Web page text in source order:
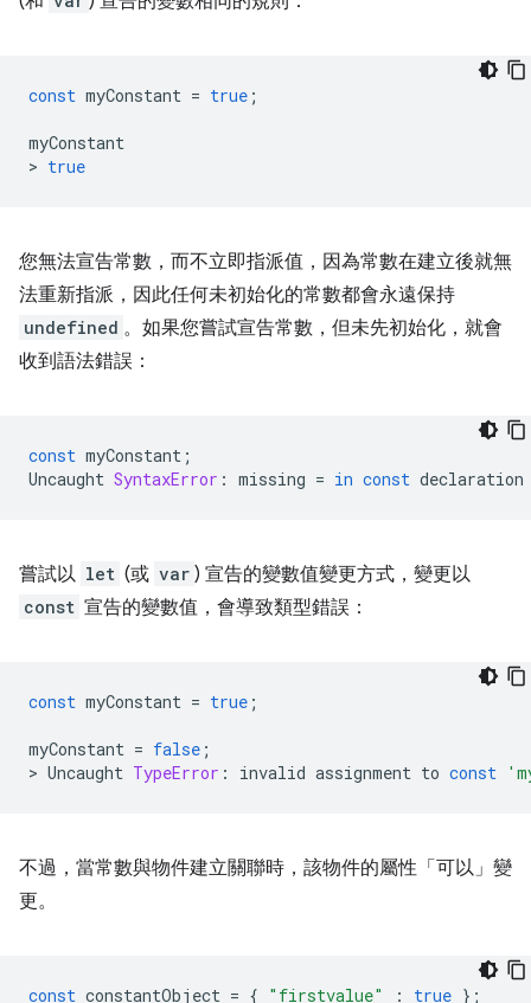
const myConstant = true ;
myConstant
> true
您無法宣告常數，而不立即指派值，因為常數在建立後就無
法重新指派，因此任何未初始化的常數都會永遠保持
undefined 。如果您嘗試宣告常數，但未先初始化，就會
收到語法錯誤：
const myConstant ;
Uncaught SyntaxError : missing = in const declaration
嘗試以 let (或 var ) 宣告的變數值變更方式，變更以
const 宣告的變數值，會導致類型錯誤：
const myConstant = true ;
myConstant = false ;
> Uncaught TypeError : invalid assignment to const
不過，當常數與物件建立關聯時，該物件的屬性「可以」 變
更。
const constantObject = { "firstvalue" : true };